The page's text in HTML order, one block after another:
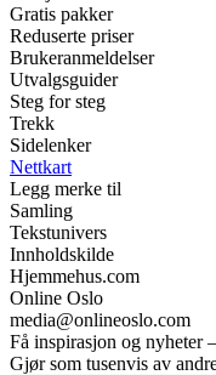
Gratis pakker
Reduserte priser
Brukeranmeldelser
Utvalgsguider
Steg for steg
Trekk
Sidelenker
Nettkart
Legg merke til
Samling
Tekstunivers
Innholdskilde
Hjemmehus.com
Online Oslo
media@onlineoslo.com
Få inspirasjon og nyheter
Gjør som tusenvis av